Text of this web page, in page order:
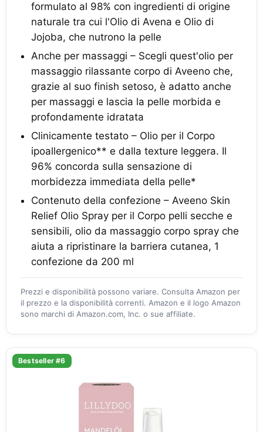
formulato al 98% con ingredienti di origine
naturale tra cui l'Olio di Avena e Olio di
Jojoba, che nutrono la pelle
Anche per massaggi – Scegli quest'olio per
massaggio rilassante corpo di Aveeno che,
grazie al suo finish setoso, è adatto anche
per massaggi e lascia la pelle morbida e
profondamente idratata
Clinicamente testato – Olio per il Corpo
ipoallergenico** e dalla texture leggera. Il
96% concorda sulla sensazione di
morbidezza immediata della pelle*
Contenuto della confezione – Aveeno Skin
Relief Olio Spray per il Corpo pelli secche e
sensibili, olio da massaggio corpo spray che
aiuta a ripristinare la barriera cutanea, 1
confezione da 200 ml
Prezzi e disponibilità possono variare. Consulta Amazon per
il prezzo e la disponibilità correnti. Amazon e il logo Amazon
sono marchi di Amazon.com, Inc. o sue affiliate.
Bestseller #6